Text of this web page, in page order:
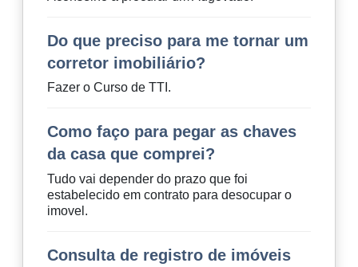
Do que preciso para me tornar um
corretor imobiliário?
Fazer o Curso de TTI.
Como faço para pegar as chaves
da casa que comprei?
Tudo vai depender do prazo que foi
estabelecido em contrato para desocupar o
imovel.
Consulta de registro de imóveis